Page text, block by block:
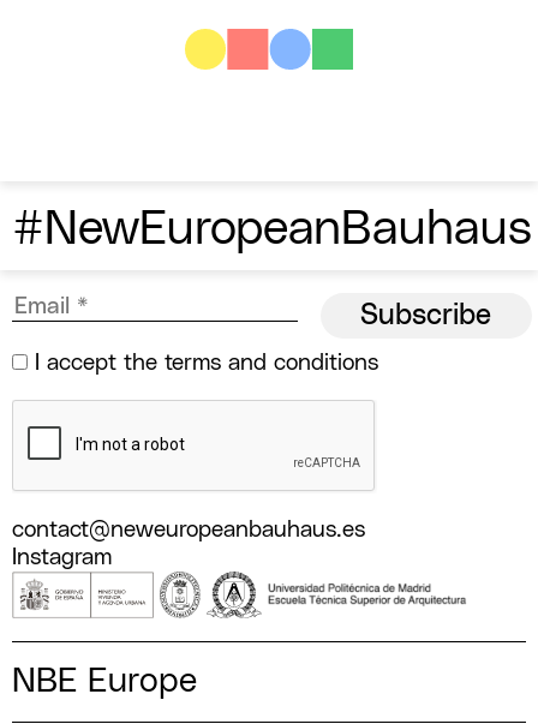
#NewEuropeanBauhaus
I accept the terms and conditions
contact@neweuropeanbauhaus.es
Instagram
NBE Europe